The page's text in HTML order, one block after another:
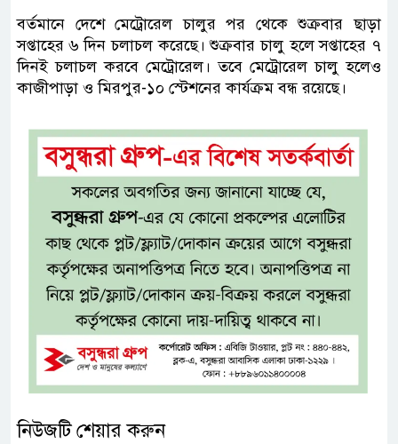
বর্তমানে দেশে মেট্রোরেল চালুর পর থেকে শুক্রবার ছাড়া
সপ্তাহের ৬ দিন চলাচল করেছে। শুক্রবার চালু হলে সপ্তাহের ৭
দিনই চলাচল করবে মেট্রোরেল। তবে মেট্রোরেল চালু হলেও
কাজীপাড়া ও মিরপুর-১০ স্টেশনের কার্যক্রম বন্ধ রয়েছে।
নিউজটি শেয়ার করুন